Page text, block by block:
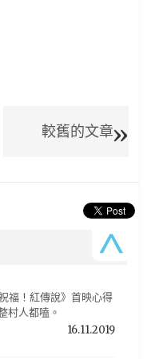
較舊的文章
福！紅傳說》首映心得
村人都嗑。
16.11.2019